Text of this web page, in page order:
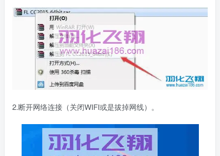
2.断开网络连接（关闭WIFI或是拔掉网线）。